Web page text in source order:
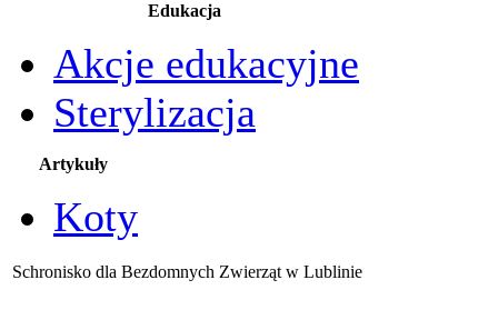
Edukacja
Akcje edukacyjne
Sterylizacja
Artykuły
Koty
Schronisko dla Bezdomnych Zwierząt w Lublinie